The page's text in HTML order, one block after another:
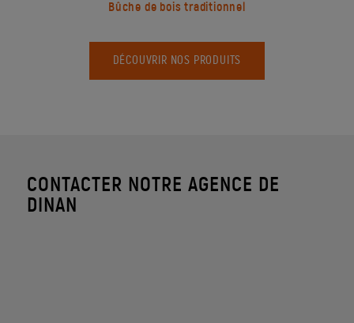
Bûche de bois traditionnel
DÉCOUVRIR NOS PRODUITS
CONTACTER NOTRE AGENCE DE
DINAN